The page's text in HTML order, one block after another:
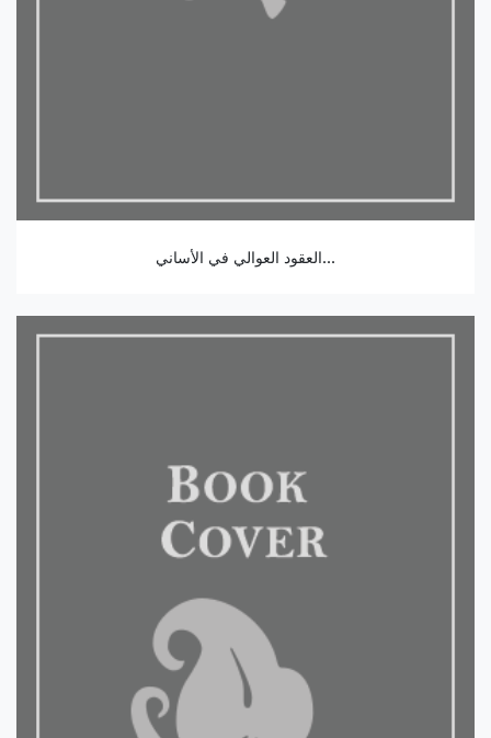
العقود العوالي في الأساني...